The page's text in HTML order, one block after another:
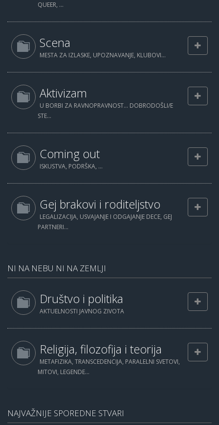
QUEER, ...
Scena
MESTA ZA IZLASKE, UPOZNAVANJE, KLUBOVI...
Aktivizam
U BORBI ZA RAVNOPRAVNOST... DOBRODOŠLI/E
STE...
Coming out
ISKUSTVA, PODRŠKA, ...
Gej brakovi i roditeljstvo
LEGALIZACIJA, USVAJANJE I ODGAJANJE DECE, GEJ
PARTNERI...
NI NA NEBU NI NA ZEMLJI
Društvo i politika
AKTUELNOSTI JAVNOG ZIVOTA
Religija, filozofija i teorija
METAFIZIKA, TRANSCEDENCIJA, PARALELNI SVETOVI,
MITOVI, LEGENDE...
NAJVAŽNIJE SPOREDNE STVARI